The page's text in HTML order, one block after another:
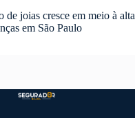
de joias cresce em meio à alta
em São Paulo